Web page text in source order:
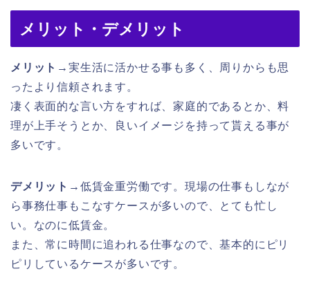
メリット・デメリット
メリット→ 実生活に活かせる事も多く、周りからも思
ったより信頼されます。
凄く表面的な言い方をすれば、家庭的であるとか、料
理が上手そうとか、良いイメージを持って貰える事が
多いです。
デメリット→ 低賃金重労働です。現場の仕事もしなが
ら事務仕事もこなすケースが多いので、とても忙し
い。なのに低賃金。
また、常に時間に追われる仕事なので、基本的にピリ
ピリしているケースが多いです。